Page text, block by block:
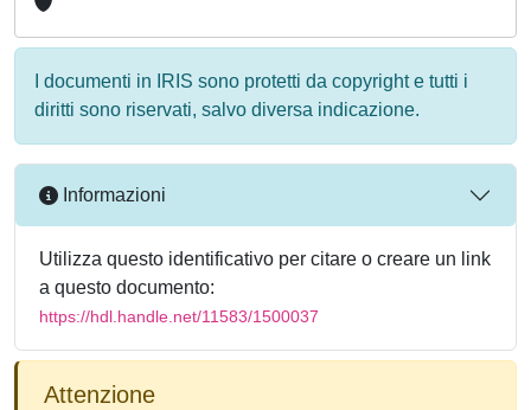
I documenti in IRIS sono protetti da copyright e tutti i
diritti sono riservati, salvo diversa indicazione.
Informazioni
Utilizza questo identificativo per citare o creare un link
a questo documento:
https://hdl.handle.net/11583/1500037
Attenzione